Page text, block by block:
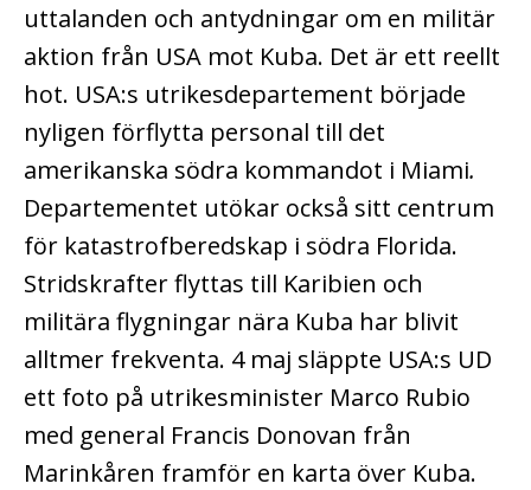
uttalanden och antydningar om en militär
aktion från USA mot Kuba. Det är ett reellt
hot. USA:s utrikesdepartement började
nyligen förflytta personal till det
amerikanska södra kommandot i Miami.
Departementet utökar också sitt centrum
för katastrofberedskap i södra Florida.
Stridskrafter flyttas till Karibien och
militära flygningar nära Kuba har blivit
alltmer frekventa. 4 maj släppte USA:s UD
ett foto på utrikesminister Marco Rubio
med general Francis Donovan från
Marinkåren framför en karta över Kuba.